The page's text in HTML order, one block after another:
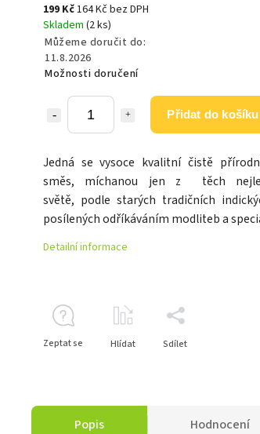
199 Kč164 Kč bez DPH
Skladem (2 ks)
Můžeme doručit do:
11.8.2026
Možnosti doručení
Přidat do košíku
Jedná se vysoce kvalitní čistě
směs, míchanou jen z těch
světě, podle starých tradičních
posílených odříkáváním modliteb a
Detailní informace
Zeptat se Hlídat Sdílet
Popis Hodnocení